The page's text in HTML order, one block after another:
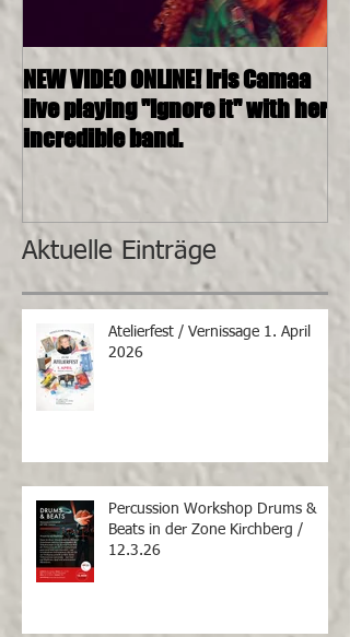
NEW VIDEO ONLINE! Iris Camaa
live playing "Ignore it" with her
incredible band.
Aktuelle Einträge
Atelierfest / Vernissage 1. April
2026
Percussion Workshop Drums &
Beats in der Zone Kirchberg /
12.3.26